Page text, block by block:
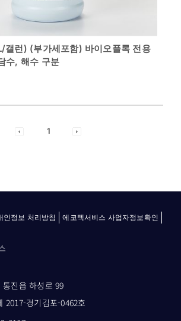
런) (부가세포함) 바이오플록 전용
수, 해수 구분
1
인정보 처리방침 에코텍서비스 사업자정보확인
진읍 하성로 99
2017-경기김포-0462호